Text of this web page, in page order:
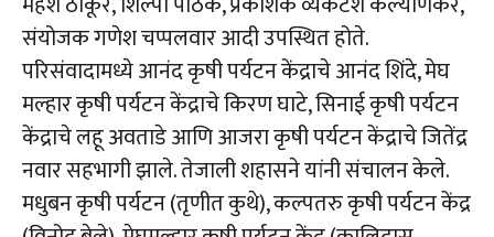
संयोजक गणेश चप्पलवार आदी उपस्थित होते.
परिसंवादामध्ये आनंद कृषी पर्यटन केंद्राचे आनंद शिंदे, मेघ
मल्हार कृषी पर्यटन केंद्राचे किरण घाटे, सिनाई कृषी पर्यटन
केंद्राचे लहू अवताडे आणि आजरा कृषी पर्यटन केंद्राचे जितेंद्र
नवार सहभागी झाले. तेजाली शहासने यांनी संचालन केले.
मधुबन कृषी पर्यटन (तृणीत कुथे), कल्पतरु कृषी पर्यटन केंद्र